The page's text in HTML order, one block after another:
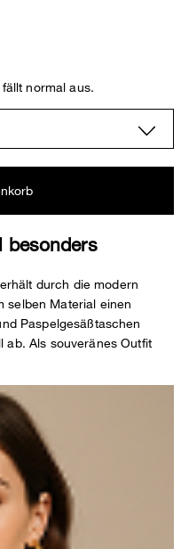
normal aus.
besonders
durch die modern
selben Material einen
Paspelgesäßtaschen
ab. Als souveränes Outfit